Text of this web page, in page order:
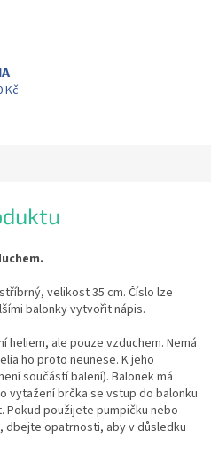
Kč
velikost 35 cm. Číslo lze
balonky vytvořit nápis.
heliem, ale pouze vzduchem. Nemá
ho proto neunese. K jeho
součástí balení). Balonek má
vytažení brčka se vstup do balonku
Pokud použijete pumpičku nebo
dbejte opatrnosti, aby v důsledku